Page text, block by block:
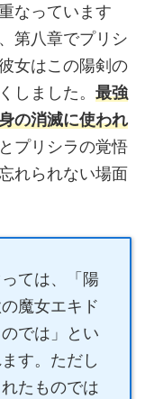
なっています
第八章でプリシ
女はこの陽剣の
しました。 最強
の消滅に使われ
プリシラの覚悟
れられない場面
ては、「陽
魔女エキド
では」とい
す。ただし
たものでは